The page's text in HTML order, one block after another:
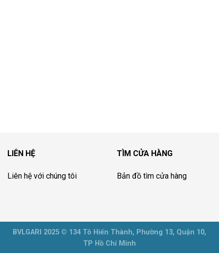
LIÊN HỆ
Liên hệ với chúng tôi
TÌM CỬA HÀNG
Bản đồ tìm cửa hàng
BVLGARI 2025 © 134 Tô Hiến Thành, Phường 13, Quận 10,
TP Hồ Chí Minh